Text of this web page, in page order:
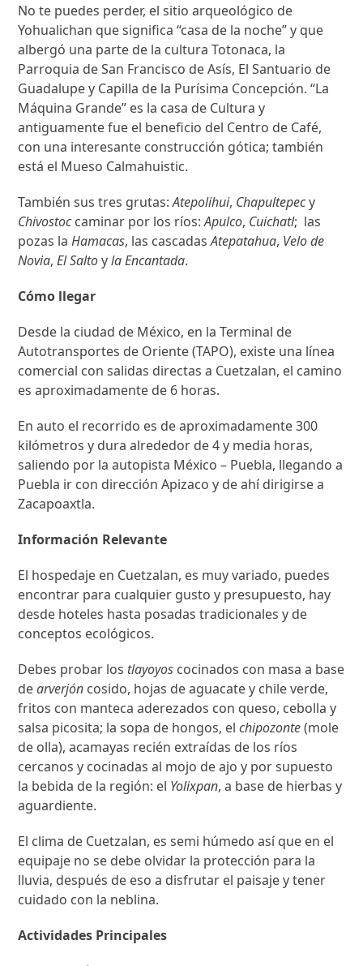
No te puedes perder, el sitio arqueológico de
Yohualichan que significa “casa de la noche” y que
albergó una parte de la cultura Totonaca, la
Parroquia de San Francisco de Asís, El Santuario de
Guadalupe y Capilla de la Purísima Concepción. “La
Máquina Grande” es la casa de Cultura y
antiguamente fue el beneficio del Centro de Café,
con una interesante construcción gótica; también
está el Mueso Calmahuistic.
También sus tres grutas:Atepolihui, Chapultepecy
Chivostoccaminar por los ríos:Apulco, Cuichatl; las
pozas laHamacas, las cascadasAtepatahua, Velo de
Novia,El Saltoyla Encantada.
Cómo llegar
Desde la ciudad de México, en la Terminal de
Autotransportes de Oriente (TAPO), existe una línea
comercial con salidas directas a Cuetzalan, el camino
es aproximadamente de 6 horas.
En auto el recorrido es de aproximadamente 300
kilómetros y dura alrededor de 4 y media horas,
saliendo por la autopista México – Puebla, llegando a
Puebla ir con dirección Apizaco y de ahí dirigirse a
Zacapoaxtla.
Información Relevante
El hospedaje en Cuetzalan, es muy variado, puedes
encontrar para cualquier gusto y presupuesto, hay
desde hoteles hasta posadas tradicionales y de
conceptos ecológicos.
Debes probar los tlayoyos cocinados con masa a base
dearverjón cosido, hojas de aguacate y chile verde,
fritos con manteca aderezados con queso, cebolla y
salsa picosita; la sopa de hongos, elchipozonte(mole
de olla), acamayas recién extraídas de los ríos
cercanos y cocinadas al mojo de ajo y por supuesto
la bebida de la región: el Yolixpan, a base de hierbas y
aguardiente.
El clima de Cuetzalan, es semi húmedo así que en el
equipaje no se debe olvidar la protección para la
lluvia, después de eso a disfrutar el paisaje y tener
cuidado con la neblina.
Actividades Principales